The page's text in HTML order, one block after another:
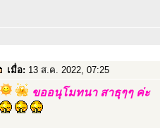
เมื่อ: 13 ส.ค. 2022, 07:25
ขออนุโมทนา สาธุๆๆ ค่ะ